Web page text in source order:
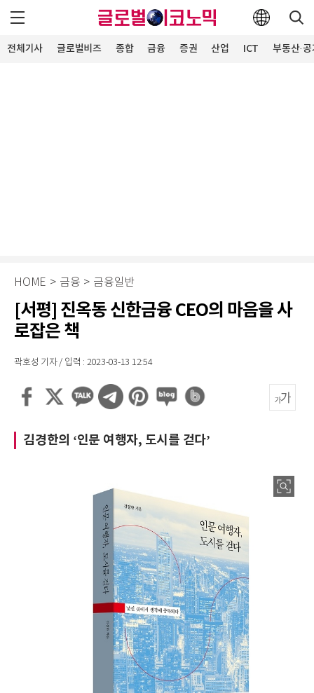
전체기사 글로벌비즈 종합 금융 증권 산업 ICT 부동산·
HOME > 금융 > 금융일반
[서평] 진옥동 신한금융 CEO의 마음을 사
로잡은 책
곽호성 기자 / 입력 : 2023-03-13 12:54
김경한의 ‘인문 여행자, 도시를 걷다’